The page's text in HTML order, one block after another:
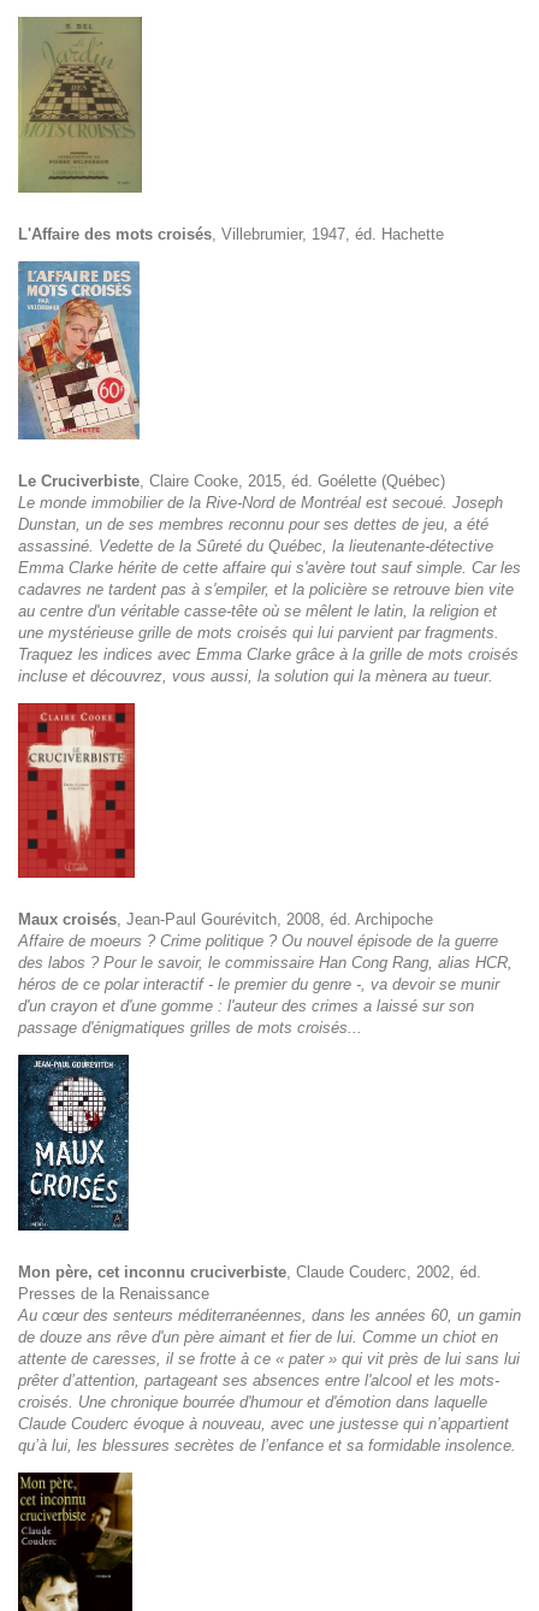
L'Affaire des mots croisés , Villebrumier, 1947, éd. Hachette
Le Cruciverbiste , Claire Cooke, 2015, éd. Goélette (Québec)
Le monde immobilier de la Rive-Nord de Montréal est secoué. Joseph
Dunstan, un de ses membres reconnu pour ses dettes de jeu, a été
assassiné. Vedette de la Sûreté du Québec, la lieutenante-détective
Emma Clarke hérite de cette affaire qui s'avère tout sauf simple. Car les
cadavres ne tardent pas à s'empiler, et la policière se retrouve bien vite
au centre d'un véritable casse-tête où se mêlent le latin, la religion et
une mystérieuse grille de mots croisés qui lui parvient par fragments.
Traquez les indices avec Emma Clarke grâce à la grille de mots croisés
incluse et découvrez, vous aussi, la solution qui la mènera au tueur.
Maux croisés, Jean-Paul Gourévitch, 2008, éd. Archipoche
Affaire de moeurs ? Crime politique ? Ou nouvel épisode de la guerre
des labos ? Pour le savoir, le commissaire Han Cong Rang, alias HCR,
héros de ce polar interactif - le premier du genre -, va devoir se munir
d'un crayon et d'une gomme : l'auteur des crimes a laissé sur son
passage d'énigmatiques grilles de mots croisés...
Mon père, cet inconnu cruciverbiste , Claude Couderc, 2002, éd.
Presses de la Renaissance
Au cœur des senteurs méditerranéennes, dans les années 60, un gamin
de douze ans rêve d'un père aimant et fier de lui. Comme un chiot en
attente de caresses, il se frotte à ce « pater » qui vit près de lui sans lui
prêter d’attention, partageant ses absences entre l'alcool et les mots-
croisés. Une chronique bourrée d'humour et d'émotion dans laquelle
Claude Couderc évoque à nouveau, avec une justesse qui n’appartient
qu’à lui, les blessures secrètes de l’enfance et sa formidable insolence.